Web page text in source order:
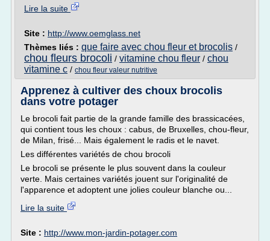
Lire la suite
Site : http://www.oemglass.net
Thèmes liés : que faire avec chou fleur et brocolis /
chou fleurs brocoli / vitamine chou fleur / chou
vitamine c / chou fleur valeur nutritive
Apprenez à cultiver des choux brocolis
dans votre potager
Le brocoli fait partie de la grande famille des brassicacées,
qui contient tous les choux : cabus, de Bruxelles, chou-fleur,
de Milan, frisé... Mais également le radis et le navet.
Les différentes variétés de chou brocoli
Le brocoli se présente le plus souvent dans la couleur
verte. Mais certaines variétés jouent sur l'originalité de
l'apparence et adoptent une jolies couleur blanche ou...
Lire la suite
Site : http://www.mon-jardin-potager.com